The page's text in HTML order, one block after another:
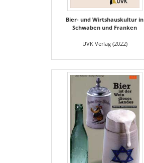
Bier- und Wirtshauskultur in
Schwaben und Franken
UVK Verlag (2022)